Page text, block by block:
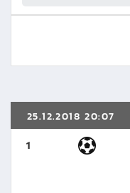
25.12.2018 20:07
1